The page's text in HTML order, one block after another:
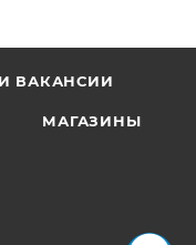
ВАКАНСИИ
МАГАЗИНЫ